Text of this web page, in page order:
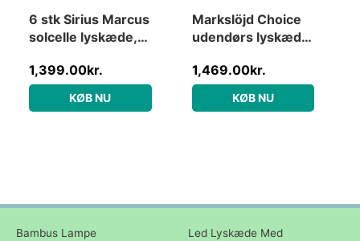
6 stk Sirius Marcus
solcelle lyskæde,
startsæt
1,399.00kr.
KØB NU
Markslöjd Choice
udendørs lyskæde,
meter
1,469.00kr.
KØB NU
Bambus Lampe Led Lyskæde Med